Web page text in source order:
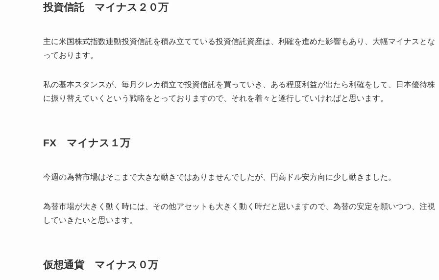
投資信託 マイナス２０万
主に米国株式指数連動投資信託を積み立てている投資信託資産は、利確を進めた影響もあり、大幅マイナスとな
っております。
私の基本スタンスが、毎月クレカ積立で投資信託を買っていき、ある程度利益が出たら利確をして、日本優待株
に振り替えていくという戦略をとっておりますので、それを着々と遂行していければと思います。
FX マイナス１万
今週の為替市場はそこまで大きな動きではありませんでしたが、円高ドル安方向に少し動きました。
為替市場が大きく動く時には、その他アセットも大きく動く時だと思いますので、為替の安定を願いつつ、注視
していきたいと思います。
仮想通貨 マイナス０万